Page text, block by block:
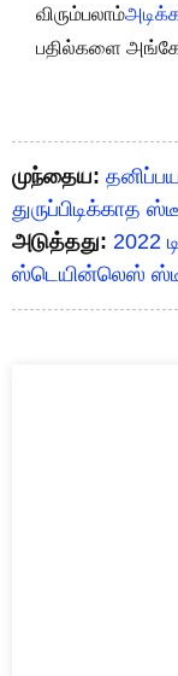
விரும்பலாம்
பதில்களை அங்கே
முந்தைய:
அடுத்தது: 2022
ஸ்டெயின்லெஸ்